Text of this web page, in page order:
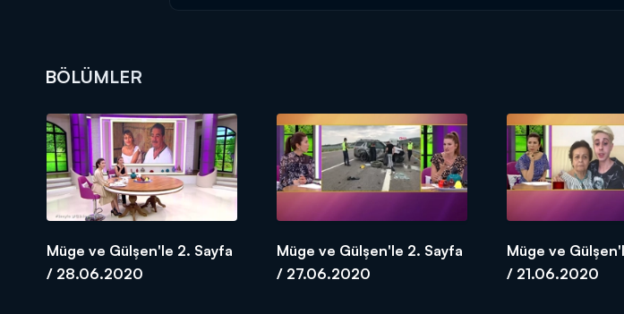
BÖLÜMLER
Müge ve Gülşen'le 2. Sayfa
/ 28.06.2020
Müge ve Gülşen'le 2. Sayfa
/ 27.06.2020
Müge ve
/ 21.06.2020